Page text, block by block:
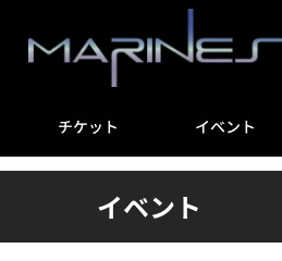
チケット イベント
イベント